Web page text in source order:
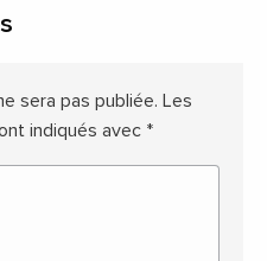
sera pas publiée. Les
indiqués avec *